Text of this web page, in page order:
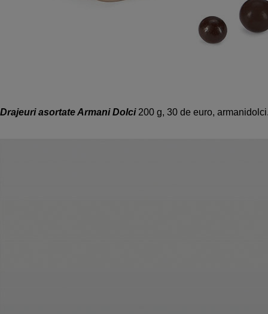
Drajeuri asortate Armani Dolci 200 g, 30 de euro,